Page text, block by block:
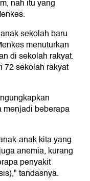
nah itu yang
sekolah baru
menuturkan
di sekolah rakyat.
72 sekolah rakyat
menjadi beberapa
anak kita yang
anemia, kurang
penyakit
tandasnya.